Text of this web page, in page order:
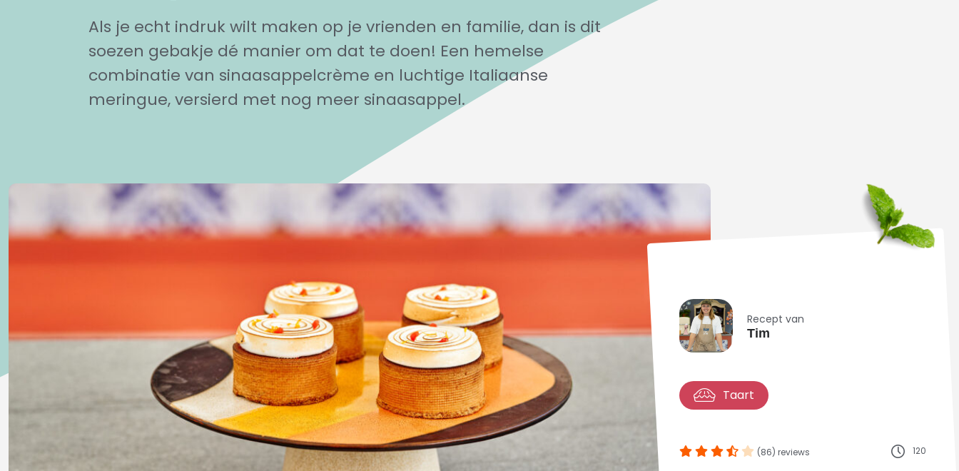
Als je echt indruk wilt maken op je vrienden en familie, dan is dit
soezen gebakje dé manier om dat te doen! Een hemelse
combinatie van sinaasappelcrème en luchtige Italiaanse
meringue, versierd met nog meer sinaasappel.
Recept van
Tim
Taart
(86) reviews 120